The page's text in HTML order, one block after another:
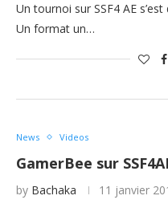
Un tournoi sur SSF4 AE
Un format un…
News Videos
GamerBee sur
by Bachaka 11 janvier